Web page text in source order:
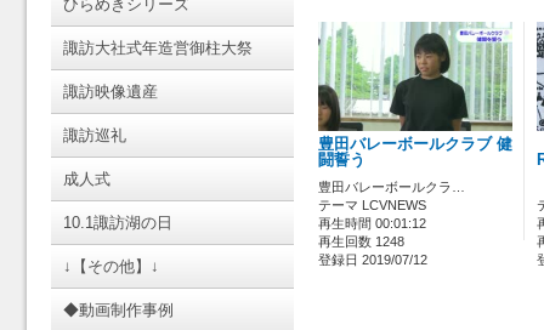
ひらめきシリーズ
諏訪大社式年造営御柱大祭
諏訪映像遺産
諏訪巡礼
成人式
10.1諏訪湖の日
↓【その他】↓
◆動画制作事例
豊田バレーボールクラブ 健
闘誓う
豊田バレーボールクラ…
テーマ LCVNEWS
再生時間 00:01:12
再生回数 1248
登録日 2019/07/12